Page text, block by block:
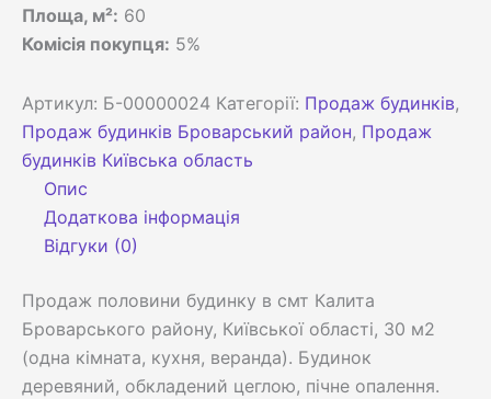
Площа, м²: 60
Комісія покупця: 5%
Артикул: Б-00000024 Категорії: Продаж будинків,
Продаж будинків Броварський район, Продаж
будинків Київська область
Опис
Додаткова інформація
Відгуки (0)
Продаж половини будинку в смт Калита
Броварського району, Київської області, 30 м2
(одна кімната, кухня, веранда). Будинок
деревяний, обкладений цеглою, пічне опалення.